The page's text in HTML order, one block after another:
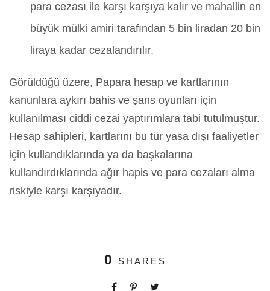
para cezası ile karşı karşıya kalır ve mahallin en
büyük mülki amiri tarafından 5 bin liradan 20 bin
liraya kadar cezalandırılır.
Görüldüğü üzere, Papara hesap ve kartlarının
kanunlara aykırı bahis ve şans oyunları için
kullanılması ciddi cezai yaptırımlara tabi tutulmuştur.
Hesap sahipleri, kartlarını bu tür yasa dışı faaliyetler
için kullandıklarında ya da başkalarına
kullandırdıklarında ağır hapis ve para cezaları alma
riskiyle karşı karşıyadır.
0 SHARES